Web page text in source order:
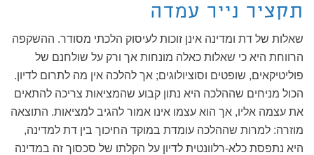
תקציר נייר עמדה
שאלות של דת ומדינה אינן זוכות לעיסוק הלכתי מסודר. ההשקפה
הרווחת היא כי שאלות כאלה מונחות אך ורק על שולחנם של
פוליטיקאים, שופטים וסוציולוגים; אך להלכה אין מה לתרום לדיון.
הכול מניחים שההלכה היא נתון קבוע שהמציאות צריכה להתאים
את עצמה אליו, אך הוא עצמו אינו אמור להגיב למציאות. התוצאה
מוזרה: למרות שההלכה עומדת במוקד החיכוך בין דת למדינה,
היא נתפסת כלא-רלוונטית לדיון על הקלתו של סכסוך זה במדינה